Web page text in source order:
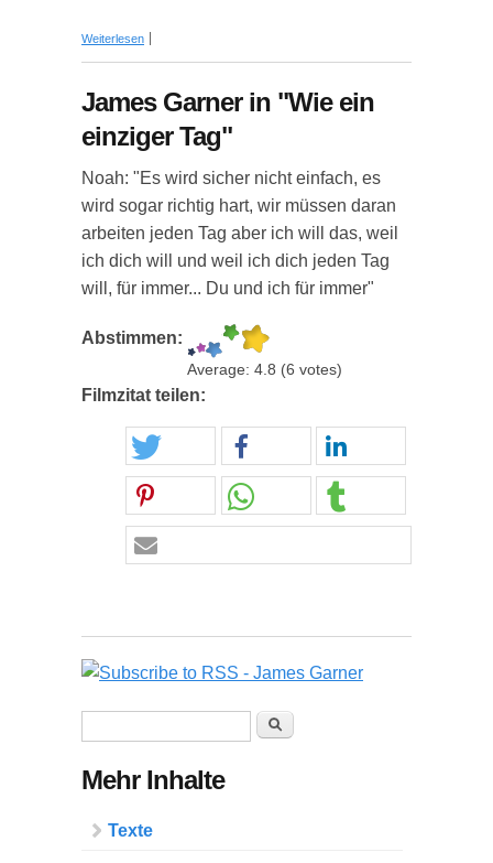
Weiterlesen über Filmdialog aus "Wie ein einziger Tag"
James Garner in "Wie ein
einziger Tag"
Noah: "Es wird sicher nicht einfach, es
wird sogar richtig hart, wir müssen daran
arbeiten jeden Tag aber ich will das, weil
ich dich will und weil ich dich jeden Tag
will, für immer... Du und ich für immer"
Abstimmen:
Average: 4.8 (6 votes)
Filmzitat teilen:
Suche
Mehr Inhalte
Texte